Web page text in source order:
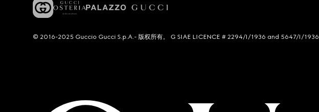
© 2016-2025 Guccio Gucci S.p.A.- 版权所有。 G SIAE LICENCE # 2294/I/1936 and 5647/I/1936